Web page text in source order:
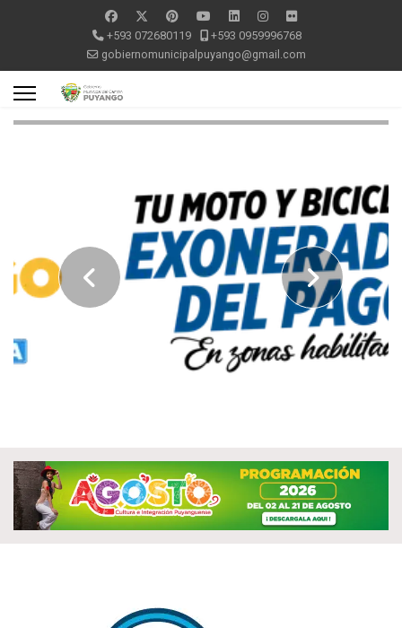
+593 072680119
+593 0959996768
gobiernomunicipalpuyango@gmail.com